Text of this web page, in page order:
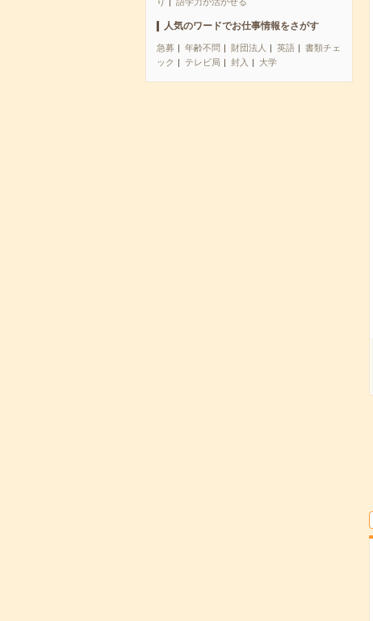
人気のワードでお仕事情報をさがす
急募 年齢不問 財団法人 英語
書類チェ
ック
テレビ局 封入 大学